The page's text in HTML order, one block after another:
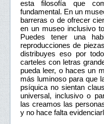
esta filosofía que
fundamental. En un
barreras o de ofrecer
en un museo inclusivo
Puedes tener una
reproducciones de
distribuyes eso por
carteles con letras
pueda leer, o haces un
más luminoso para que
psíquica no sientan
universal, inclusivo o
las creamos las
y no hace falta